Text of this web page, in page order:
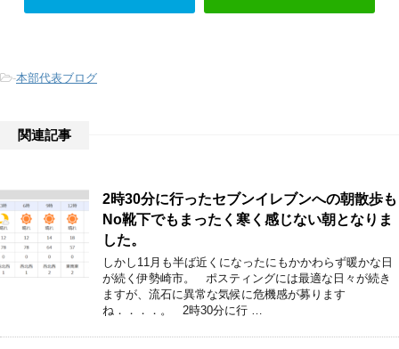
-本部代表ブログ
関連記事
2時30分に行ったセブンイレブンへの朝散歩も
No靴下でもまったく寒く感じない朝となりま
した。
しかし11月も半ば近くになったにもかかわらず暖かな日
が続く伊勢崎市。 ポスティングには最適な日々が続き
ますが、流石に異常な気候に危機感が募ります
ね．．．．。 2時30分に行 …